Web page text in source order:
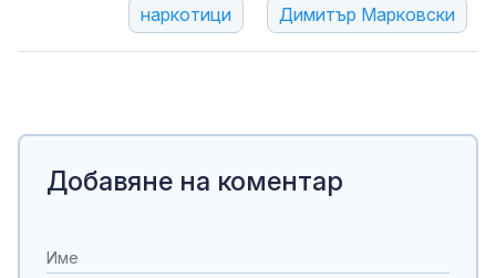
наркотици Димитър Марковски
Добавяне на коментар